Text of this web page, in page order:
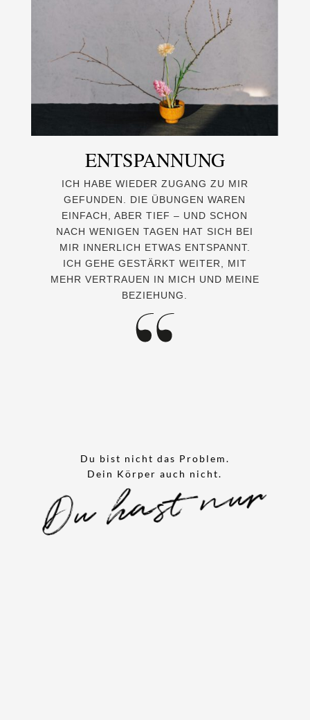
ENTSPANNUNG
ICH HABE WIEDER ZUGANG ZU MIR
GEFUNDEN. DIE ÜBUNGEN WAREN
EINFACH, ABER TIEF – UND SCHON
NACH WENIGEN TAGEN HAT SICH BEI
MIR INNERLICH ETWAS ENTSPANNT.
ICH GEHE GESTÄRKT WEITER, MIT
MEHR VERTRAUEN IN MICH UND MEINE
BEZIEHUNG.
Du bist nicht das Problem.
Dein Körper auch nicht.
Du hast nur